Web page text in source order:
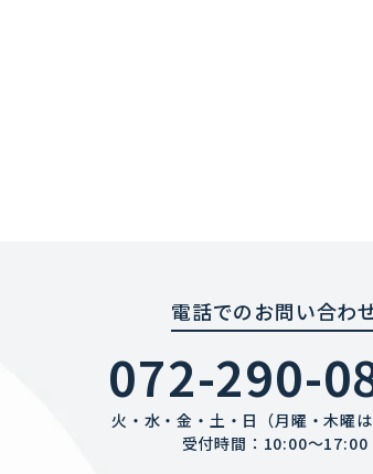
電話でのお問い合わ
072-290-
火・水・金・土・日（月曜・木曜は
受付時間：10:00〜17:00